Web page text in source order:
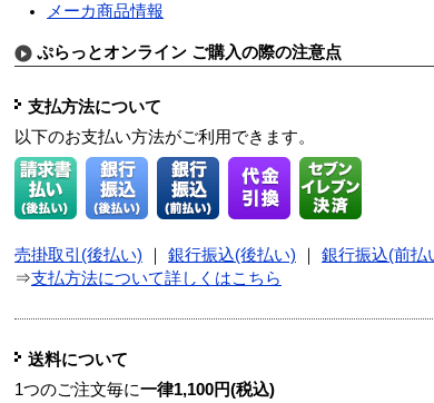
メーカ商品情報
ぷらっとオンライン ご購入の際の注意点
支払方法について
以下のお支払い方法がご利用できます。
売掛取引(後払い) 銀行振込(後払い) 銀行振込(前払
⇒支払方法について詳しくはこちら
送料について
1つのご注文毎に一律1,100円(税込)